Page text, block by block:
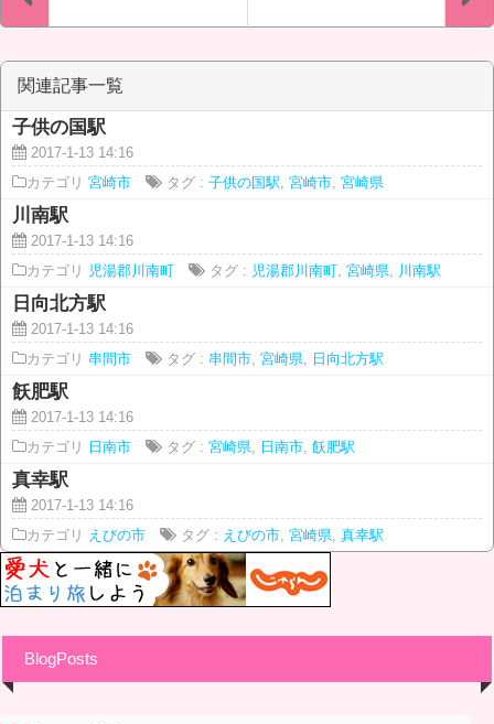
関連記事一覧
子供の国駅
2017-1-13 14:16
カテゴリ 宮崎市 タグ : 子供の国駅 宮崎市, 宮崎県
川南駅
2017-1-13 14:16
カテゴリ
児湯郡川南町 タグ : 児湯郡川南町, 宮崎県, 川南駅
日向北方駅
2017-1-13 14:16
カテゴリ 串間市 タグ : 串間市, 宮崎県, 日向北方駅
飫肥駅
2017-1-13 14:16
カテゴリ
日南市 タグ : 宮崎県, 日南市, 飫肥駅
真幸駅
2017-1-13 14:16
カテゴリ
えびの市 タグ : えびの市, 宮崎県, 真幸駅
BlogPosts